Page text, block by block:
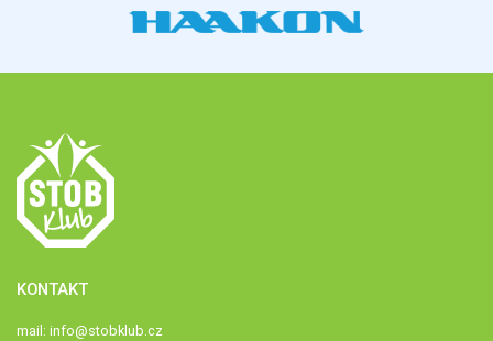
KONTAKT
mail: info@stobklub.cz